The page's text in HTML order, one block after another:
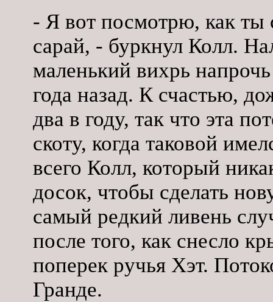
- Я вот посмотрю, как
сарай, - буркнул Колл.
маленький вихрь
года назад. К счастью,
два в году, так что эта
скоту, когда таковой
всего Колл, который
досок, чтобы сделать
самый редкий ливень
после того, как снесло
поперек ручья Хэт.
Гранде.